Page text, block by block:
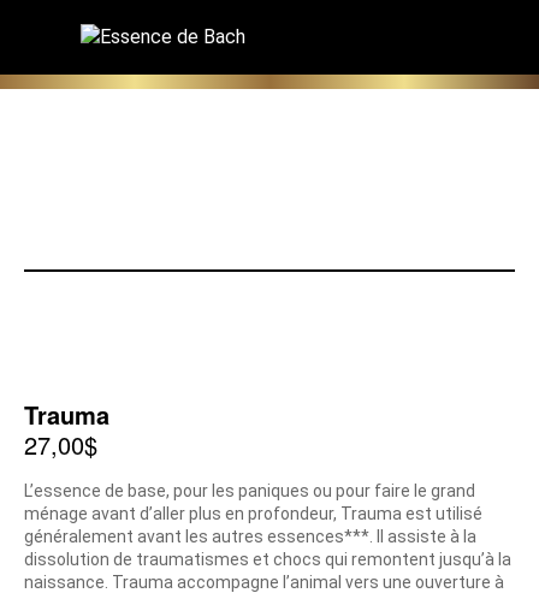
Trauma
27,00$
L’essence de base, pour les paniques ou pour faire le grand
ménage avant d’aller plus en profondeur, Trauma est utilisé
généralement avant les autres essences***. Il assiste à la
dissolution de traumatismes et chocs qui remontent jusqu’à la
naissance. Trauma accompagne l’animal vers une ouverture à